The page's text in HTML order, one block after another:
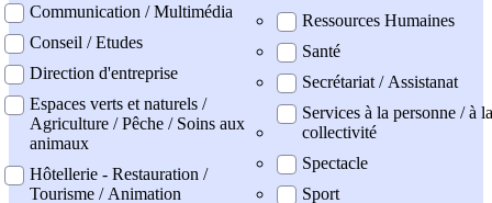
Communication / Multimédia
Conseil / Etudes
Direction d'entreprise
Espaces verts et naturels /
Agriculture / Pêche / Soins aux
animaux
Hôtellerie - Restauration /
Tourisme / Animation
Ressources Humaines
Santé
Secrétariat / Assistanat
Services à la personne / à la
collectivité
Spectacle
Sport